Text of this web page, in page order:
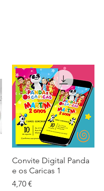
Visualização rápida
Convite Digital Panda
e os Caricas 1
Preço
4,70 €